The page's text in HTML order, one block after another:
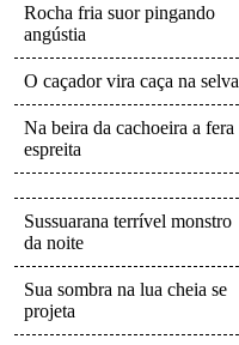
Rocha fria suor pingando
angústia
O caçador vira caça na selva
Na beira da cachoeira a fera
espreita
Sussuarana terrível monstro
da noite
Sua sombra na lua cheia se
projeta